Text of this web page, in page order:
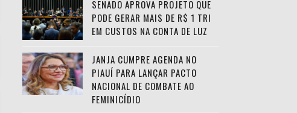
SENADO APROVA PROJETO QUE
PODE GERAR MAIS DE R$ 1 TRI
EM CUSTOS NA CONTA DE LUZ
JANJA CUMPRE AGENDA NO
PIAUÍ PARA LANÇAR PACTO
NACIONAL DE COMBATE AO
FEMINICÍDIO